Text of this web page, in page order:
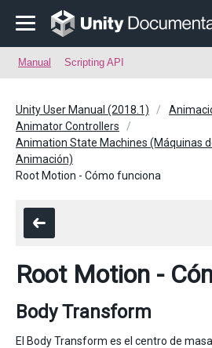
Manual Scripting API
Unity User Manual (2018.1)
Animator Controllers
Animation State Machines (Máquinas
Animación)
Root Motion - Cómo funciona
Root Motion -
Body Transform
El Body Transform es el centro de